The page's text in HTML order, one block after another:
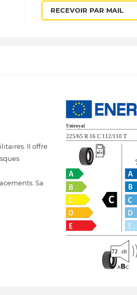
RECEVOIR PAR MAIL
Il offre
Sa